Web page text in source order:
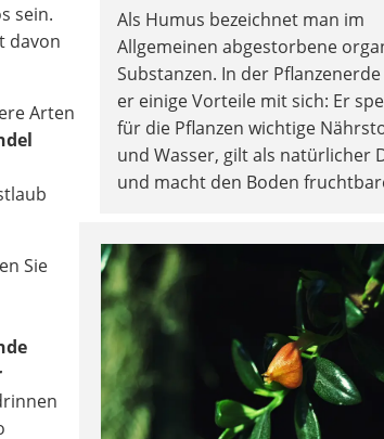
Als Humus bezeichnet man im
Allgemeinen abgestorbene
Substanzen. In der
er einige Vorteile mit sich: Er
für die Pflanzen wichtige
und Wasser, gilt als natürlicher
und macht den Boden
sein.
davon
Arten
Sie